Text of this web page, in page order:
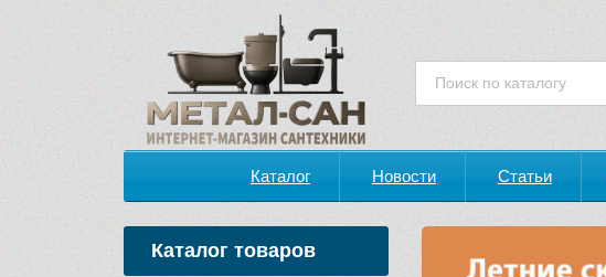
Каталог Новости Статьи
Каталог товаров